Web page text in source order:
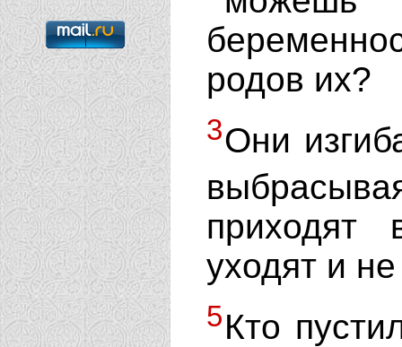
родов их?
3Они
уходят и
5Кто